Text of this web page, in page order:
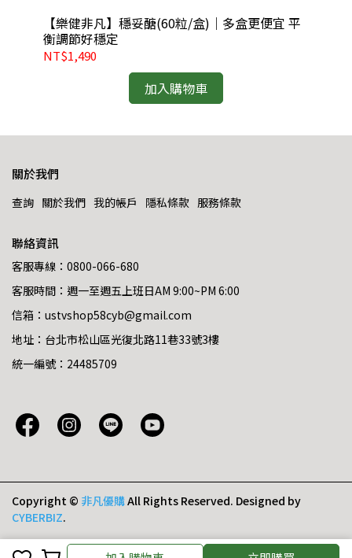
【樂健非凡】穩妥醣(60粒/盒)｜多盒更便宜 平
衡調節好穩定
NT$1,490
加入購物車
關於我們
查詢 關於我們 我的帳戶 隱私條款 服務條款
聯絡資訊
客服專線：0800-066-680
客服時間：週一至週五上班日AM 9:00~PM 6:00
信箱：ustvshop58cyb@gmail.com
地址：台北市松山區光復北路11巷33號3樓
統一編號：24485709
Copyright © 非凡優購All Rights Reserved. Designed by
CYBERBIZ.